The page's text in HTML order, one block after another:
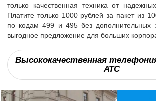
только качественная техника от
Платите только 1000 рублей за пакет из
по кодам 499 и 495 без дополнительных
выгодное предложение для больших
Высококачественная
АТС